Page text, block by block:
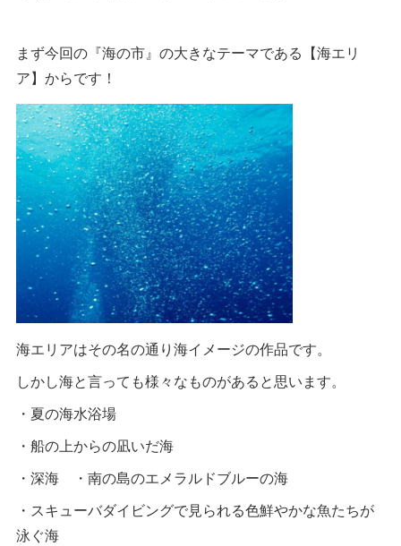
まず今回の『海の市』の大きなテーマである【海エリ
ア】からです！
海エリアはその名の通り海イメージの作品です。
しかし海と言っても様々なものがあると思います。
・夏の海水浴場
・船の上からの凪いだ海
・深海 ・南の島のエメラルドブルーの海
・スキューバダイビングで見られる色鮮やかな魚たちが
泳ぐ海